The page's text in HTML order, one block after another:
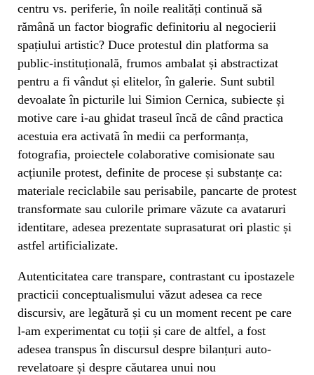
centru vs. periferie, în noile realități continuă să
rămână un factor biografic definitoriu al negocierii
spațiului artistic? Duce protestul din platforma sa
public-instituțională, frumos ambalat și abstractizat
pentru a fi vândut și elitelor, în galerie. Sunt subtil
devoalate în picturile lui Simion Cernica, subiecte și
motive care i-au ghidat traseul încă de când practica
acestuia era activată în medii ca performanța,
fotografia, proiectele colaborative comisionate sau
acțiunile protest, definite de procese și substanțe ca:
materiale reciclabile sau perisabile, pancarte de protest
transformate sau culorile primare văzute ca avataruri
identitare, adesea prezentate suprasaturat ori plastic și
astfel artificializate.
Autenticitatea care transpare, contrastant cu ipostazele
practicii conceptualismului văzut adesea ca rece
discursiv, are legătură și cu un moment recent pe care
l-am experimentat cu toții și care de altfel, a fost
adesea transpus în discursul despre bilanțuri auto-
revelatoare și despre căutarea unui nou